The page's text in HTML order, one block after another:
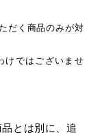
だく商品のみが対
けではございませ
とは別に、追